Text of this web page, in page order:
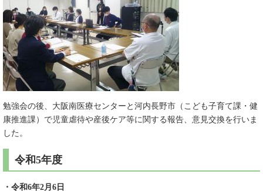
勉強会の後、大阪南医療センターと河内長野市（こども子育て課・健
康推進課）で児童虐待や産後ケア等に関する報告、意見交換を行いま
した。
令和5年度
・令和6年2月6日